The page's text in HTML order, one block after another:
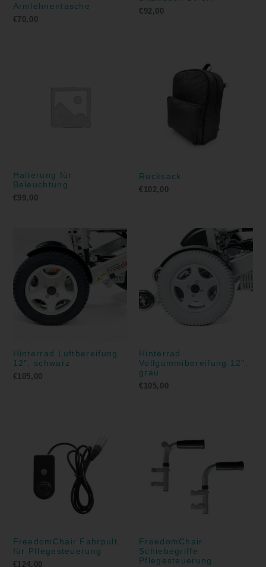
Armlehnentasche
€ 70,00
€ 92,00
Halterung für
Beleuchtung
€99,00
Rucksack
€ 102,00
Hinterrad Luftbereifung
12″, schwarz
€105,00
Hinterrad
Vollgummibereifung 12″,
grau
€ 105,00
FreedomChair Fahrpult
für Pflegesteuerung
€124,00
FreedomChair
Schiebegriffe
Pflegesteuerung